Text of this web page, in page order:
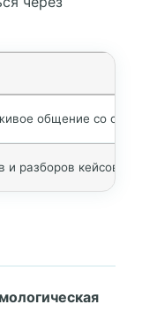
общение со
и разборов кейсов